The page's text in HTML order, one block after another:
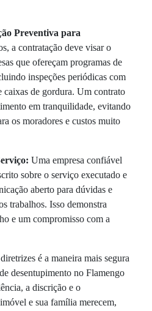
Preventiva para
a contratação deve visar o
que ofereçam programas de
inspeções periódicas com
caixas de gordura. Um contrato
em tranquilidade, evitando
os moradores e custos muito
Uma empresa confiável
sobre o serviço executado e
aberto para dúvidas e
trabalhos. Isso demonstra
e um compromisso com a
é a maneira mais segura
desentupimento no Flamengo
a discrição e o
e sua família merecem,